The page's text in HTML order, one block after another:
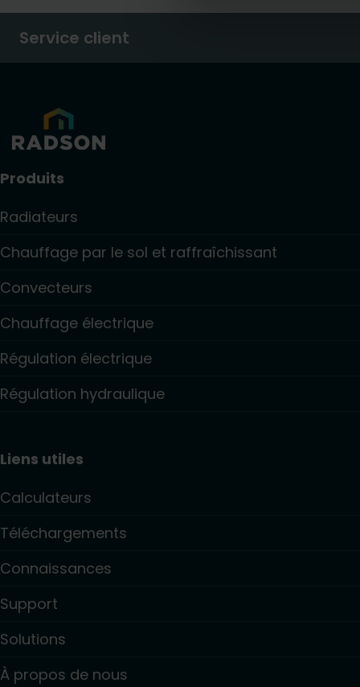
Service client
Produits
Radiateurs
Chauffage par le sol et raffraîchissant
Convecteurs
Chauffage électrique
Régulation électrique
Régulation hydraulique
Liens utiles
Calculateurs
Téléchargements
Connaissances
Support
Solutions
À propos de nous